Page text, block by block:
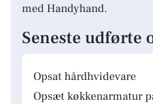
med Handyhand.
Seneste udførte
Opsat hårdhvidevare
Opsæt køkkenarmatur